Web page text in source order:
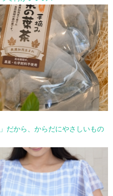
だから、からだにやさしいもの